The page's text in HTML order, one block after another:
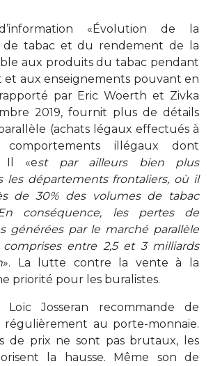
«Évolution de la
de tabac et du rendement de la
aux produits du tabac pendant
et aux enseignements pouvant en
par Eric Woerth et Zivka
2019, fournit plus de détails
(achats légaux effectués à
comportements illégaux dont
Il «est par ailleurs bien plus
les départements frontaliers, où il
de 30% des volumes de tabac
conséquence, les pertes de
générées par le marché parallèle
entre 2,5 et 3 milliards
». La lutte contre la vente à la
priorité pour les buralistes.
Loïc Josseran recommande de
au porte-monnaie.
de prix ne sont pas brutaux, les
la hausse. Même son de